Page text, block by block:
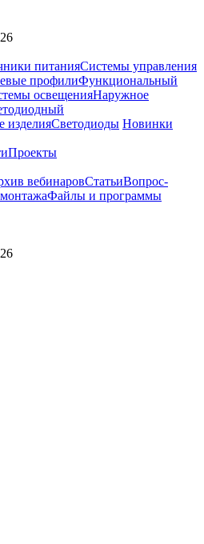
питанияСистемы управления
профилиФункциональный
освещенияНаружное
изделияСветодиоды Новинки
Проекты
вебинаровСтатьиВопрос-
Файлы и программы